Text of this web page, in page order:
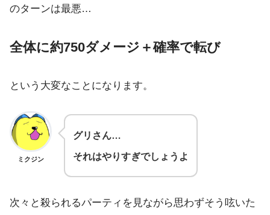
のターンは最悪…
全体に約750ダメージ＋確率で転び
という大変なことになります。
ミクジン
グリさん…
それはやりすぎでしょうよ
次々と殺られるパーティを見ながら思わずそう呟いた